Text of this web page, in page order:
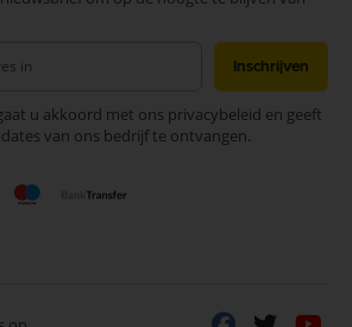
Inschrijven
u akkoord met ons privacybeleid en geeft
van ons bedrijf te ontvangen.